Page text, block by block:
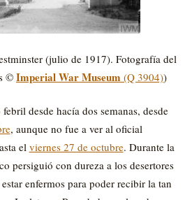
(julio de 1917). Fotografía del
© Imperial War Museum (Q 3904))
desde hacía dos semanas, desde
, aunque no fue a ver al oficial
el viernes 27 de octubre. Durante la
persiguió con dureza a los desertores
enfermos para poder recibir la tan